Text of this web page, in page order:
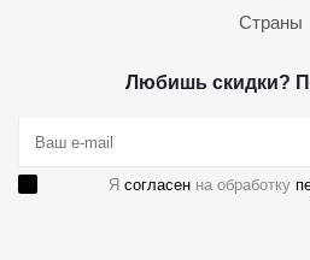
Страны
Любишь скидки?
Я согласен на обработку